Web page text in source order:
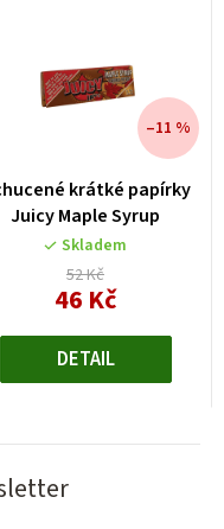
krátké papírky
Juicy Maple Syrup
Skladem
52 Kč
–11 %
46 KčMěrná
DETAIL